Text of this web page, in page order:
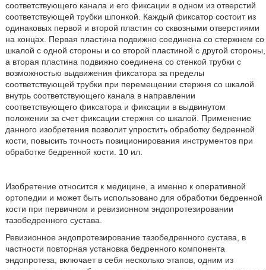
соответствующего канала и его фиксации в одном из отверстий
соответствующей трубки шпонкой. Каждый фиксатор состоит из
одинаковых первой и второй пластин со сквозными отверстиями
на концах. Первая пластина подвижно соединена со стержнем со
шкалой с одной стороны и со второй пластиной с другой стороны,
а вторая пластина подвижно соединена со стенкой трубки с
возможностью выдвижения фиксатора за пределы
соответствующей трубки при перемещении стержня со шкалой
внутрь соответствующего канала в направлении
соответствующего фиксатора и фиксации в выдвинутом
положении за счет фиксации стержня со шкалой. Применение
данного изобретения позволит упростить обработку бедренной
кости, повысить точность позиционирования инструментов при
обработке бедренной кости. 10 ил.
Изобретение относится к медицине, а именно к оперативной
ортопедии и может быть использовано для обработки бедренной
кости при первичном и ревизионном эндопротезировании
тазобедренного сустава.
Ревизионное эндопротезирование тазобедренного сустава, в
частности повторная установка бедренного компонента
эндопротеза, включает в себя несколько этапов, одним из